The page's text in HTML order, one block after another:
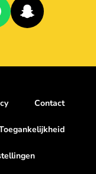
Contact